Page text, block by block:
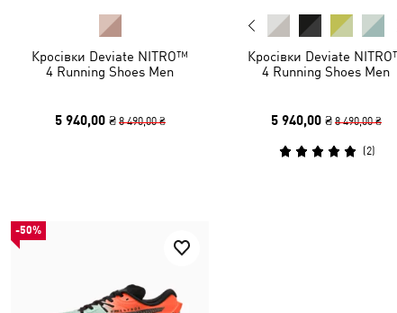
Кросівки Deviate NITRO™
4 Running Shoes Men
5 940,00 ₴ 8 490,00 ₴
Кросівки Deviate
4 Running Shoes Men
5 940,00 ₴ 8 490,00 ₴
(2)
-50%